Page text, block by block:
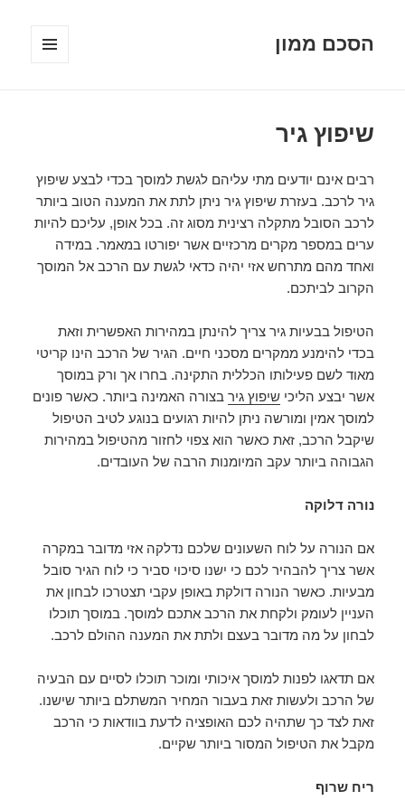
הסכם ממון
שיפוץ גיר
רבים אינם יודעים מתי עליהם לגשת למוסך בכדי לבצע שיפוץ
גיר לרכב. בעזרת שיפוץ גיר ניתן לתת את המענה הטוב ביותר
לרכב הסובל מתקלה רצינית מסוג זה. בכל אופן, עליכם להיות
ערים במספר מקרים מרכזיים אשר יפורטו במאמר. במידה
ואחד מהם מתרחש אזי יהיה כדאי לגשת עם הרכב אל המוסך
הקרוב לביתכם.
הטיפול בבעיות גיר צריך להינתן במהירות האפשרית וזאת
בכדי להימנע ממקרים מסכני חיים. הגיר של הרכב הינו קריטי
מאוד לשם פעילותו הכללית התקינה. בחרו אך ורק במוסך
אשר יבצע הליכישיפוץ גיר בצורה האמינה ביותר. כאשר פונים
למוסך אמין ומורשה ניתן להיות רגועים בנוגע לטיב הטיפול
שיקבל הרכב, זאת כאשר הוא צפוי לחזור מהטיפול במהירות
הגבוהה ביותר עקב המיומנות הרבה של העובדים.
נורה דלוקה
אם הנורה על לוח השעונים שלכם נדלקה אזי מדובר במקרה
אשר צריך להבהיר לכם כי ישנו סיכוי סביר כי לוח הגיר סובל
מבעיות. כאשר הנורה דולקת באופן עקבי תצטרכו לבחון את
העניין לעומק ולקחת את הרכב אתכם למוסך. במוסך תוכלו
לבחון על מה מדובר בעצם ולתת את המענה ההולם לרכב.
אם תדאגו לפנות למוסך איכותי ומוכר תוכלו לסיים עם הבעיה
של הרכב ולעשות זאת בעבור המחיר המשתלם ביותר שישנו.
זאת לצד כך שתהיה לכם האופציה לדעת בוודאות כי הרכב
מקבל את הטיפול המסור ביותר שקיים.
ריח שרוף